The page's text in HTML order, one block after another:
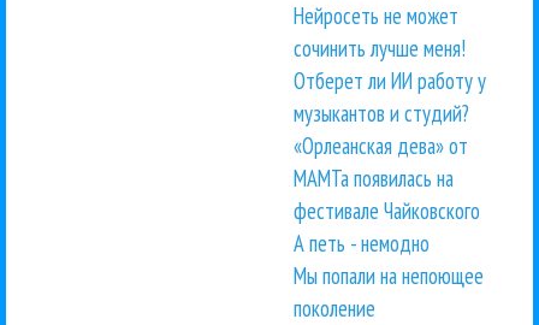
Нейросеть не может
сочинить лучше меня!
Отберет ли ИИ работу у
музыкантов и студий?
«Орлеанская дева» от
МАМТа появилась на
фестивале Чайковского
А петь - немодно
Мы попали на непоющее
поколение